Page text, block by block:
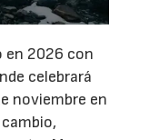
en 2026 con
celebrará
noviembre en